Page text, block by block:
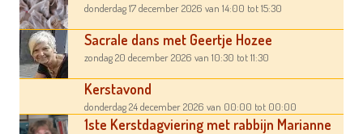
donderdag 17 december 2026 van 14:00 tot 15:30
Sacrale dans met Geertje Hozee
zondag 20 december 2026 van 10:30 tot 11:30
Kerstavond
donderdag 24 december 2026 van 00:00 tot 00:00
1ste Kerstdagviering met rabbijn Marianne